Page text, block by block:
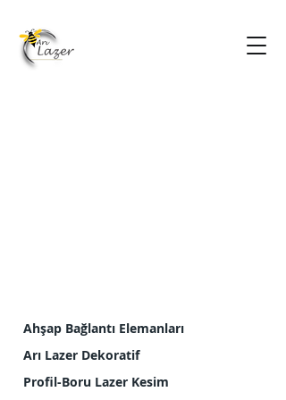
Ahşap Bağlantı Elemanları
Arı Lazer Dekoratif
Profil-Boru Lazer Kesim